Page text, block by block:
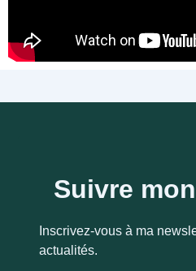
Suivre
Inscrivez-vous à ma
actualités.